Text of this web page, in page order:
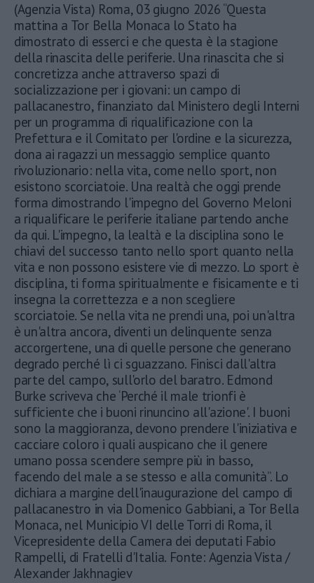
(Agenzia Vista) Roma, 03 giugno 2026 “Questa
mattina a Tor Bella Monaca lo Stato ha
dimostrato di esserci e che questa è la stagione
della rinascita delle periferie. Una rinascita che si
concretizza anche attraverso spazi di
socializzazione per i giovani: un campo di
pallacanestro, finanziato dal Ministero degli Interni
per un programma di riqualificazione con la
Prefettura e il Comitato per l'ordine e la sicurezza,
dona ai ragazzi un messaggio semplice quanto
rivoluzionario: nella vita, come nello sport, non
esistono scorciatoie. Una realtà che oggi prende
forma dimostrando l'impegno del Governo Meloni
a riqualificare le periferie italiane partendo anche
da qui. L'impegno, la lealtà e la disciplina sono le
chiavi del successo tanto nello sport quanto nella
vita e non possono esistere vie di mezzo. Lo sport è
disciplina, ti forma spiritualmente e fisicamente e ti
insegna la correttezza e a non scegliere
scorciatoie. Se nella vita ne prendi una, poi un'altra
è un'altra ancora, diventi un delinquente senza
accorgertene, una di quelle persone che generano
degrado perché lì ci sguazzano. Finisci dall'altra
parte del campo, sull'orlo del baratro. Edmond
Burke scriveva che ‘Perché il male trionfi è
sufficiente che i buoni rinuncino all'azione'. I buoni
sono la maggioranza, devono prendere l'iniziativa e
cacciare coloro i quali auspicano che il genere
umano possa scendere sempre più in basso,
facendo del male a se stesso e alla comunità”. Lo
dichiara a margine dell'inaugurazione del campo di
pallacanestro in via Domenico Gabbiani, a Tor Bella
Monaca, nel Municipio VI delle Torri di Roma, il
Vicepresidente della Camera dei deputati Fabio
Rampelli, di Fratelli d'Italia. Fonte: Agenzia Vista /
Alexander Jakhnagiev